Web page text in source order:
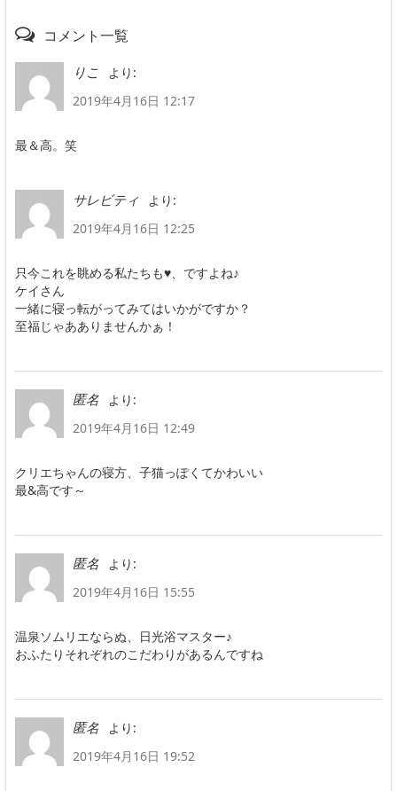
コメント一覧
りこ
より:
2019年4月16日 12:17
最＆高。笑
サレビティ
より:
2019年4月16日 12:25
只今これを眺める私たちも♥、ですよね♪
ケイさん
一緒に寝っ転がってみてはいかがですか？
至福じゃあありませんかぁ！
匿名
より:
2019年4月16日 12:49
クリエちゃんの寝方、子猫っぽくてかわいい
最&高です～
匿名
より:
2019年4月16日 15:55
温泉ソムリエならぬ、日光浴マスター♪
おふたりそれぞれのこだわりがあるんですね
匿名
より:
2019年4月16日 19:52